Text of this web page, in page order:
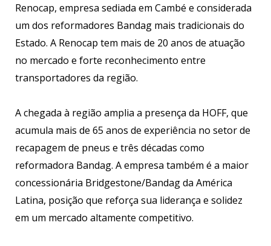
Renocap, empresa sediada em Cambé e considerada
um dos reformadores Bandag mais tradicionais do
Estado. A Renocap tem mais de 20 anos de atuação
no mercado e forte reconhecimento entre
transportadores da região.
A chegada à região amplia a presença da HOFF, que
acumula mais de 65 anos de experiência no setor de
recapagem de pneus e três décadas como
reformadora Bandag. A empresa também é a maior
concessionária Bridgestone/Bandag da América
Latina, posição que reforça sua liderança e solidez
em um mercado altamente competitivo.